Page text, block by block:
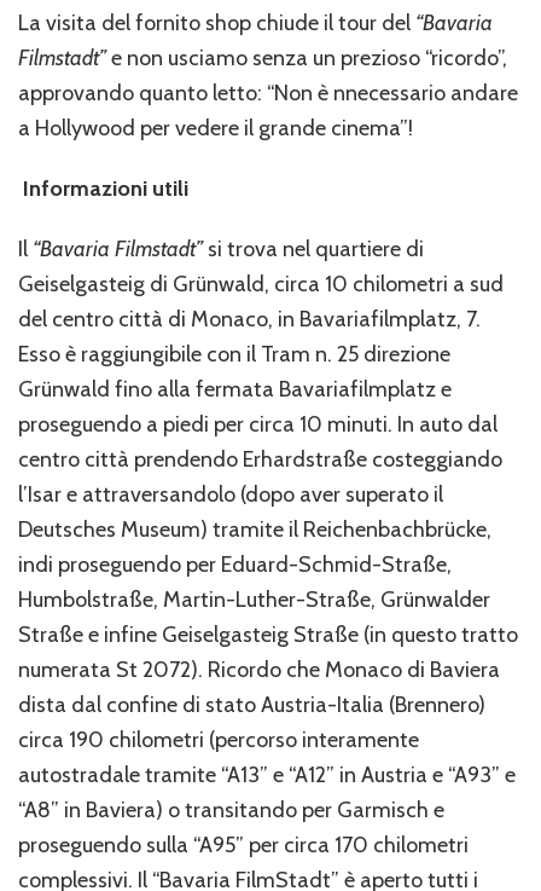
La visita del fornito shop chiude il tour del “Bavaria
Filmstadt”e non usciamo senza un prezioso “ricordo”,
approvando quanto letto: “Non è nnecessario andare
a Hollywood per vedere il grande cinema”!
Informazioni utili
Il “Bavaria Filmstadt”si trova nel quartiere di
Geiselgasteig di Grünwald, circa 10 chilometri a sud
del centro città di Monaco, in Bavariafilmplatz, 7.
Esso è raggiungibile con il Tram n. 25 direzione
Grünwald fino alla fermata Bavariafilmplatz e
proseguendo a piedi per circa 10 minuti. In auto dal
centro città prendendo Erhardstraße costeggiando
l’Isar e attraversandolo (dopo aver superato il
Deutsches Museum) tramite il Reichenbachbrücke,
indi proseguendo per Eduard-Schmid-Straße,
Humbolstraße, Martin-Luther-Straße, Grünwalder
Straße e infine Geiselgasteig Straße (in questo tratto
numerata St 2072). Ricordo che Monaco di Baviera
dista dal confine di stato Austria-Italia (Brennero)
circa 190 chilometri (percorso interamente
autostradale tramite “A13” e “A12” in Austria e “A93” e
“A8” in Baviera) o transitando per Garmisch e
proseguendo sulla “A95” per circa 170 chilometri
complessivi. Il “Bavaria FilmStadt” è aperto tutti i